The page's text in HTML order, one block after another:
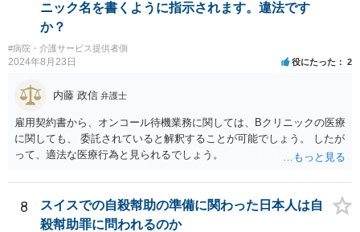
ニック名を書くように指示されます。違法です
か？
#病院・介護サービス提供者側
2024年8月23日 役にたった 2
内藤 政信 弁護士
雇用契約書から、オンコール待機業務に関しては、Bクリニックの医療
に関しても、 委託されていると解釈することが可能でしょう。 したが
って、適法な医療行為と見られるでしょう。
8
スイスでの自殺幇助の準備に関わった日本人は自
殺幇助罪に問われるのか